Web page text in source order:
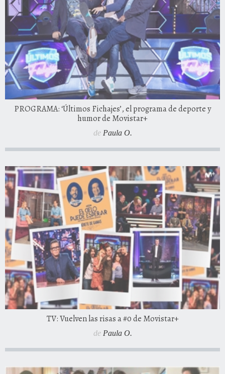
PROGRAMA: ‘Últimos Fichajes’, el programa de deporte y
humor de Movistar+
de Paula O.
TV: Vuelven las risas a #0 de Movistar+
de Paula O.